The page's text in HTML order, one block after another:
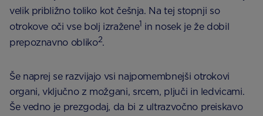
velik približno toliko kot češnja. Na tej stopnji so
otrokove oči vse bolj izražene1 in nosek je že dobil
prepoznavno obliko2.
Še naprej se razvijajo vsi najpomembnejši otrokovi
organi, vključno z možgani, srcem, pljuči in ledvicami.
Še vedno je prezgodaj, da bi z ultrazvočno preiskavo